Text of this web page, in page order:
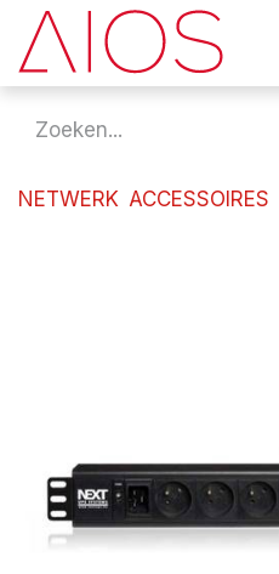
Overslaan naar inhoud
NETWERK ACCESSOIRES